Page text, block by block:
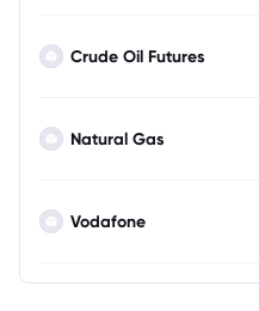
Crude Oil Futures
Natural Gas
Vodafone